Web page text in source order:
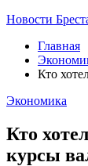
Новости
Главная
Кто
Экономика
Кто
курсы